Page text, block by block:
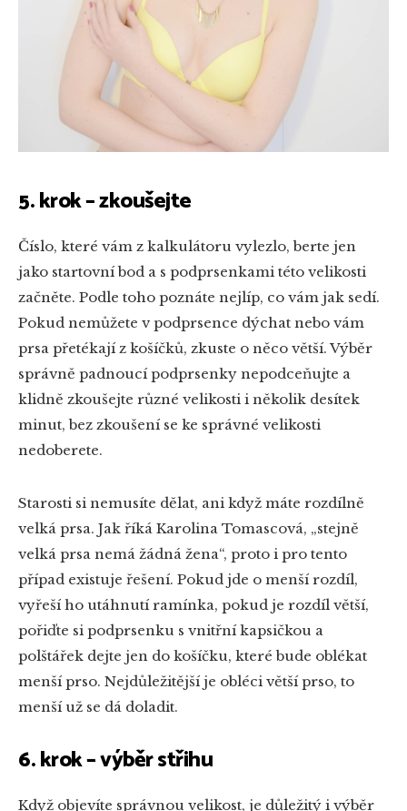
5. krok – zkoušejte
Číslo, které vám z kalkulátoru vylezlo, berte jen
jako startovní bod a s podprsenkami této velikosti
začněte. Podle toho poznáte nejlíp, co vám jak sedí.
Pokud nemůžete v podprsence dýchat nebo vám
prsa přetékají z košíčků, zkuste o něco větší. Výběr
správně padnoucí podprsenky nepodceňujte a
klidně zkoušejte různé velikosti i několik desítek
minut, bez zkoušení se ke správné velikosti
nedoberete.
Starosti si nemusíte dělat, ani když máte rozdílně
velká prsa. Jak říká Karolina Tomascová, „stejně
velká prsa nemá žádná žena“, proto i pro tento
případ existuje řešení. Pokud jde o menší rozdíl,
vyřeší ho utáhnutí ramínka, pokud je rozdíl větší,
pořiďte si podprsenku s vnitřní kapsičkou a
polštářek dejte jen do košíčku, které bude oblékat
menší prso. Nejdůležitější je obléci větší prso, to
menší už se dá doladit.
6. krok – výběr střihu
Když objevíte správnou velikost, je důležitý i výběr